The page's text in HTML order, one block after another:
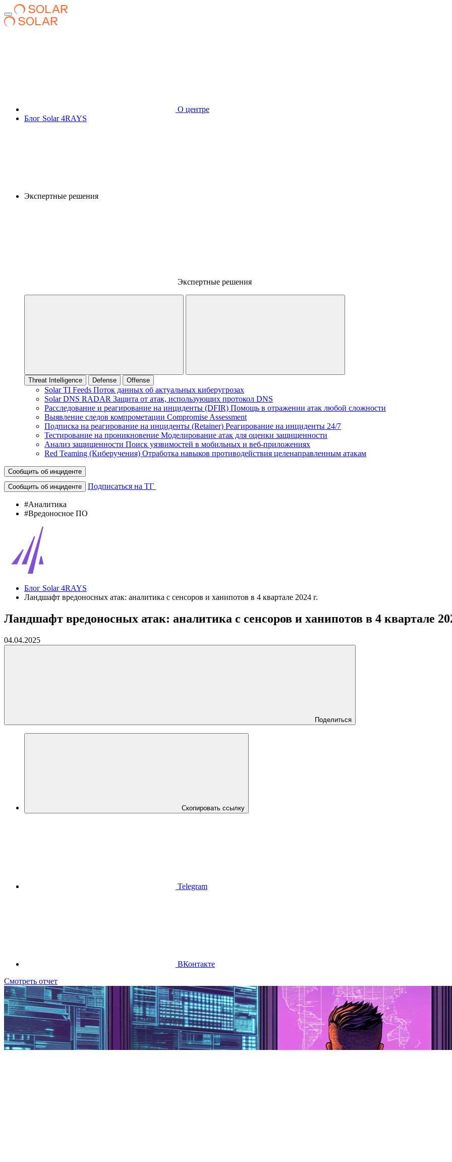
О центре
Блог Solar 4RAYS
Экспертные решения
Экспертные решения
Threat Intelligence Defense Offense
Solar TI Feeds Поток данных об актуальных киберугрозах
Solar DNS RADAR Защита от атак, использующих протокол DNS
Расследование и реагирование на инциденты (DFIR) Помощь в отражении атак любой сложности
Выявление следов компрометации Compromise Assessment
Подписка на реагирование на инциденты (Retainer) Реагирование на инциденты 24/7
Тестирование на проникновение Моделирование атак для оценки защищенности
Анализ защищенности Поиск уязвимостей в мобильных и веб‑приложениях
Red Teaming (Киберучения) Отработка навыков противодействия целенаправленным атакам
Сообщить об инциденте
Сообщить об инциденте
Подписаться на ТГ
#Аналитика
#Вредоносное ПО
Блог Solar 4RAYS
Ландшафт вредоносных атак: аналитика с сенсоров и ханипотов в 4 квартале 2024 г.
Ландшафт вредоносных атак: аналитика с сенсоров и ханипотов в 4 квартале
04.04.2025
Поделиться
Скопировать ссылку
Telegram
ВКонтакте
Смотреть отчет